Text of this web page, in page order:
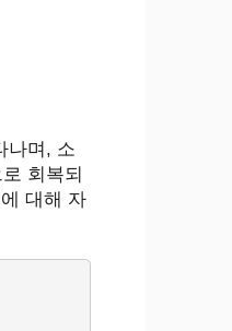
나며, 소
회복되
대해 자